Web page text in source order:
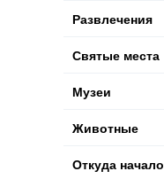
Развлечения
Святые места
Музеи
Животные
Откуда начало